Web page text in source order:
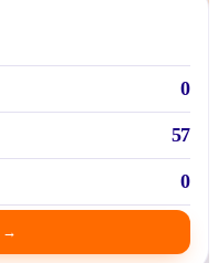
0
57
0
→